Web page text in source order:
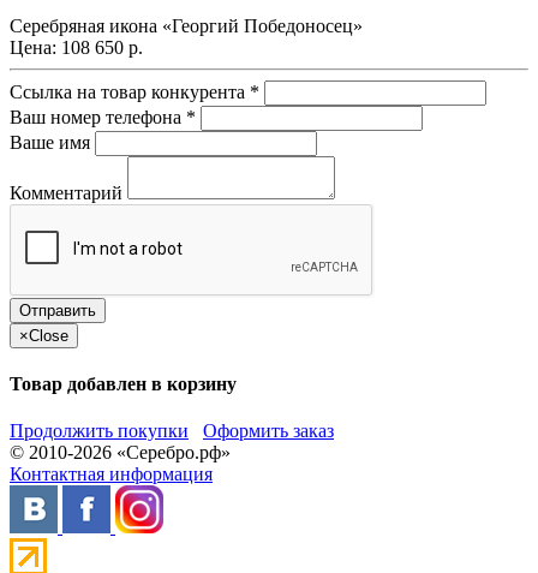
Серебряная икона «Георгий Победоносец»
Цена: 108 650 р.
Ссылка на товар конкурента *
Ваш номер телефона *
Ваше имя
Комментарий
×Close
Товар добавлен в корзину
Продолжить покупки
Оформить заказ
© 2010-2026 «Серебро.рф»
Контактная информация